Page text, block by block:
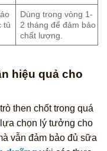
tủ
Dùng trong vòng 1-
2 tháng để đảm bảo
chất lượng.
hiệu quả cho
then chốt trong quá
chọn lý tưởng cho
vẫn đảm bảo đủ sữa